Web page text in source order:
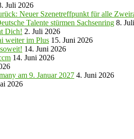
Juli 2026
Neuer Szenetreffpunkt für alle
Talente stürmen Sachsenring 8.
Dich! 2. Juli 2026
weiter im Plus 15. Juni 2026
14. Juni 2026
14. Juni 2026
am 9. Januar 2027 4. Juni 2026
2026